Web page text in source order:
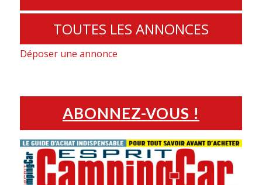
TOUTES LES ANNONCES
Déposer une annonce
ABONNEZ-VOUS !